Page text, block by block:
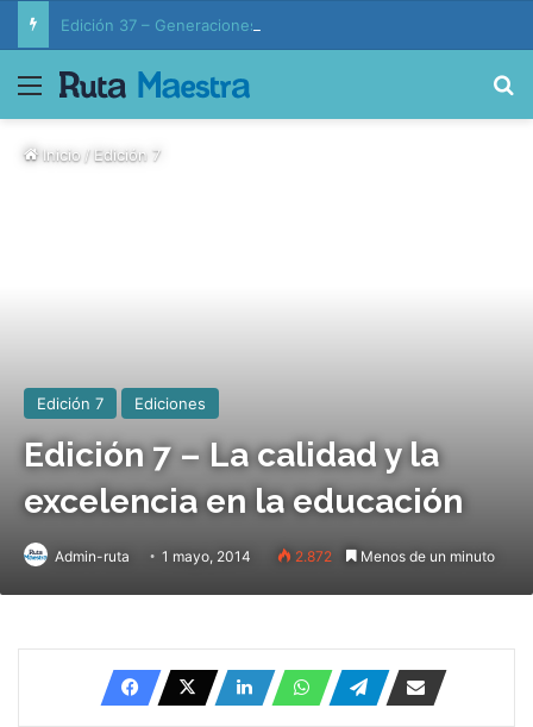
Menú
Inicio/Edición 7
Edición 7 Ediciones
Edición 7 – La calidad y la
excelencia en la educación
Admin-ruta 1 mayo, 2014 2.872 Menos de un minuto